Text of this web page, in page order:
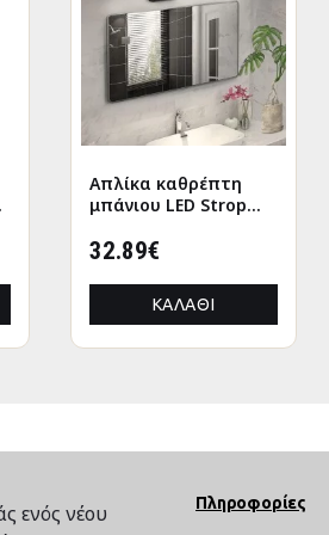
Απλίκα καθρέπτη
μπάνιου LED Strop
μαύρο 35εκ.
32.89€
ΚΑΛΆΘΙ
GAMEPAD HOLDER
WITH USB HM8787
9.92€
ΚΑΛΆΘΙ
ενός νέου
Πληροφορίες